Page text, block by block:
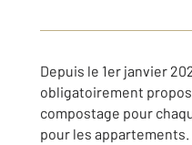
Depuis le 1er janvier
obligatoirement
compostage pour
pour les